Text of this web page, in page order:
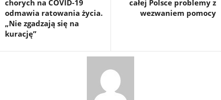
chorych na COVID-19
odmawia ratowania życia.
„Nie zgadzają się na
kurację”
całej Polsce problemy z
wezwaniem pomocy